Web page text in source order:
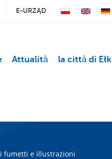
E-URZĄD
Attualità la città di Ełk
fumetti e illustrazioni